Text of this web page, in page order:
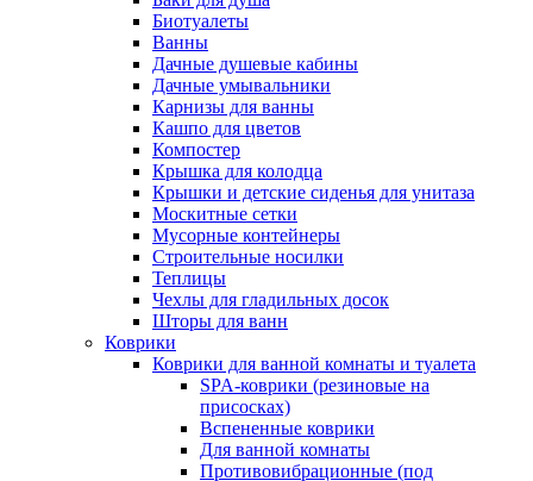
Биотуалеты
Ванны
Дачные душевые кабины
Дачные умывальники
Карнизы для ванны
Кашпо для цветов
Компостер
Крышка для колодца
Крышки и детские сиденья для унитаза
Москитные сетки
Мусорные контейнеры
Строительные носилки
Теплицы
Чехлы для гладильных досок
Шторы для ванн
Коврики
Коврики для ванной комнаты и туалета
SPA-коврики (резиновые на
присосках)
Вспененные коврики
Для ванной комнаты
Противовибрационные (под